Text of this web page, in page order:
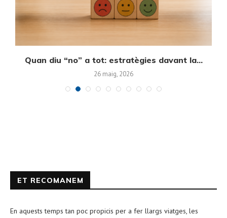
Quan diu “no” a tot: estratègies davant la...
26 maig, 2026
ET RECOMANEM
En aquests temps tan poc propicis per a fer llargs viatges, les